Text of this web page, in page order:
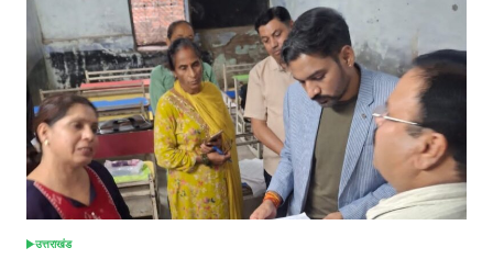
POSTED
उत्तराखंड